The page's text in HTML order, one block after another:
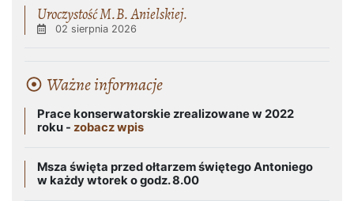
Uroczystość M.B. Anielskiej.
02 sierpnia 2026
Ważne informacje
Prace konserwatorskie zrealizowane w 2022
roku - zobacz wpis
Msza święta przed ołtarzem świętego Antoniego
w każdy wtorek o godz. 8.00